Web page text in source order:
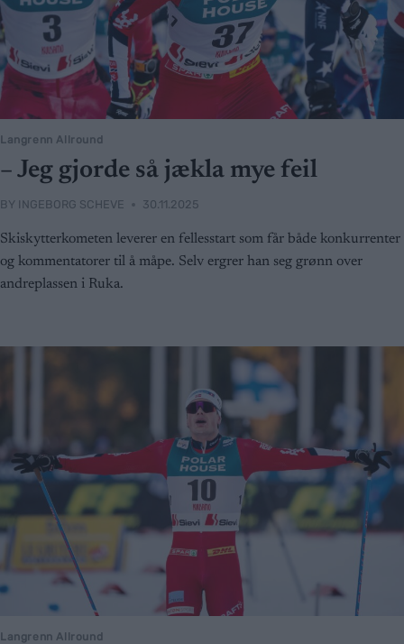
Langrenn Allround
– Jeg gjorde så jækla mye feil
BY INGEBORG SCHEVE 30.11.2025
Skiskytterkometen leverer en fellesstart som får både konkurrenter
og kommentatorer til å måpe. Selv ergrer han seg grønn over
andreplassen i Ruka.
Langrenn Allround